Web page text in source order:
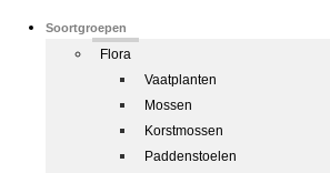
Soortgroepen
Flora
Vaatplanten
Mossen
Korstmossen
Paddenstoelen